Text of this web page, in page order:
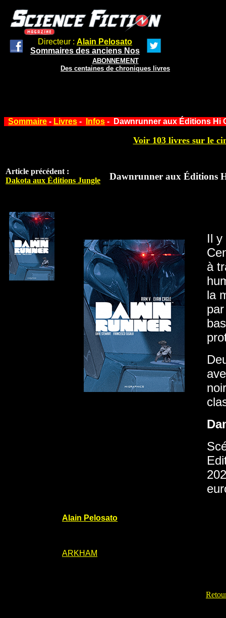
Directeur : Alain Pelosato
Sommaires des anciens Nos
ABONNEMENT
Des centaines de chroniques livres
Sommaire - Livres - Infos - Dawnrunner aux Éditions Hi
Voir 103 livres sur le
Article précédent :
Dakota aux Éditions Jungle
Dawnrunner aux Éditions
Il y
à
la
Alain Pelosato
ARKHAM